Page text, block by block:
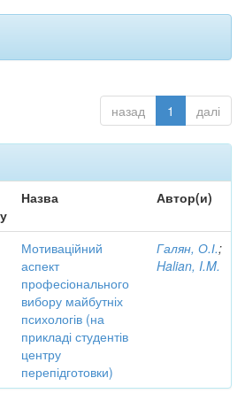
назад 1 далі
Назва Автор(и)
Мотиваційний
аспект
професіонального
вибору майбутніх
психологів (на
прикладі студентів
центру
перепідготовки)
Галян, О.І.;
Halian, I.M.